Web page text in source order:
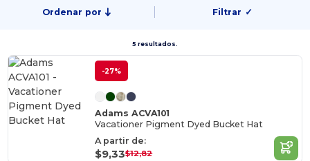
Ordenar por Filtrar ✓
5 resultados.
-27%
Adams ACVA101
Vacationer Pigment Dyed Bucket Hat
A partir de:
$9,33$12,82